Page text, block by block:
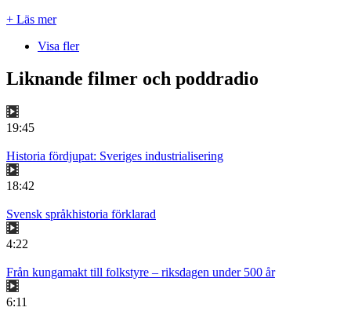
+ Läs mer
Visa fler
Liknande filmer och poddradio
19:45
Historia fördjupat: Sveriges industrialisering
18:42
Svensk språkhistoria förklarad
4:22
Från kungamakt till folkstyre – riksdagen under 500 år
6:11